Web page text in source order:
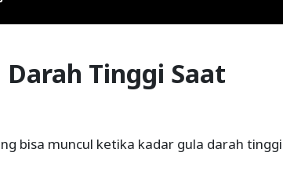
Darah Tinggi Saat
bisa muncul ketika kadar gula darah tinggi